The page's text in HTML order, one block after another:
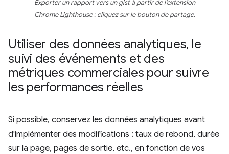
Exporter un rapport vers un gist à partir de l'extension
Chrome Lighthouse : cliquez sur le bouton de partage.
Utiliser des données analytiques, le
suivi des événements et des
métriques commerciales pour suivre
les performances réelles
Si possible, conservez les données analytiques avant
d'implémenter des modifications : taux de rebond, durée
sur la page, pages de sortie, etc., en fonction de vos